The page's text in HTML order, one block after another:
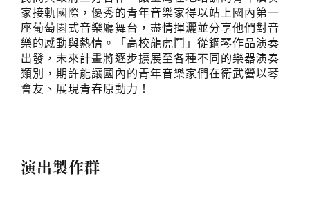
家接軌國際，優秀的青年音樂家得以站上國內第一
座葡萄園式音樂廳舞台，盡情揮灑並分享他們對音
樂的感動與熱情。「高校龍虎鬥」從鋼琴作品演奏
出發，未來計畫將逐步擴展至各種不同的樂器演奏
類別，期許能讓國內的青年音樂家們在衛武營以琴
會友、展現青春原動力！
演出製作群